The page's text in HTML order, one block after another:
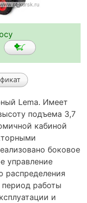
Lema. Имеет
подъема 3,7
кабиной
боковое
управление
распределения
работы
и